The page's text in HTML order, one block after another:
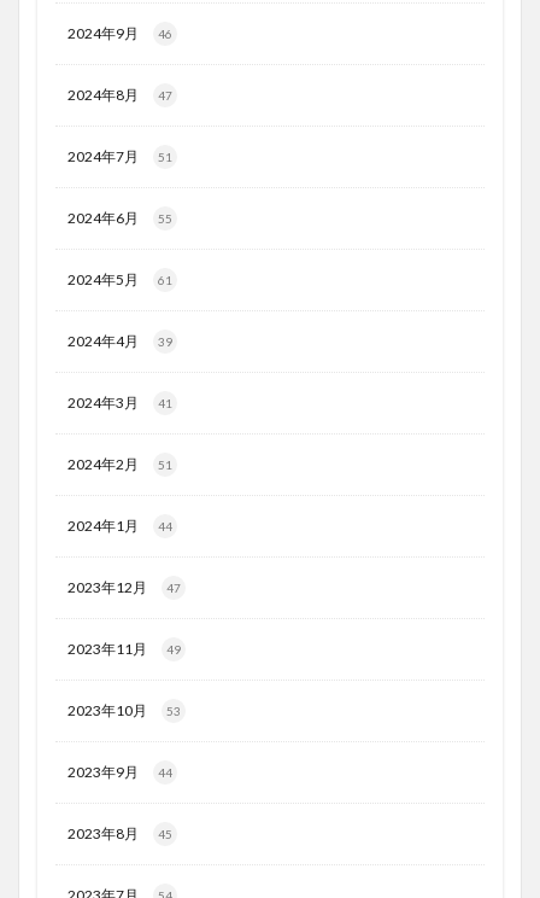
2024年9月 46
2024年8月 47
2024年7月 51
2024年6月 55
2024年5月 61
2024年4月 39
2024年3月 41
2024年2月 51
2024年1月 44
2023年12月 47
2023年11月 49
2023年10月 53
2023年9月 44
2023年8月 45